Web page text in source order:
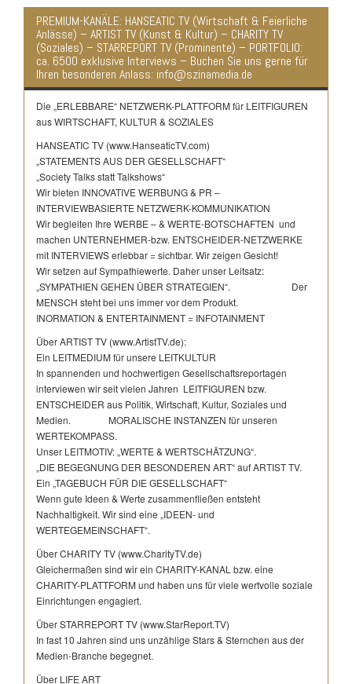
PREMIUM-KANÄLE: HANSEATIC TV (Wirtschaft & Feierliche
Anlässe) – ARTIST TV (Kunst & Kultur) – CHARITY TV
(Soziales) – STARREPORT TV (Prominente) – PORTFOLIO:
ca. 6500 exklusive Interviews – Buchen Sie uns gerne für
Ihren besonderen Anlass: info@szinamedia.de
Die „ERLEBBARE“ NETZWERK-PLATTFORM für LEITFIGUREN
aus WIRTSCHAFT, KULTUR & SOZIALES
HANSEATIC TV (www.HanseaticTV.com)
„STATEMENTS AUS DER GESELLSCHAFT“
„Society Talks statt Talkshows“
Wir bieten INNOVATIVE WERBUNG & PR –
INTERVIEWBASIERTE NETZWERK-KOMMUNIKATION
Wir begleiten Ihre WERBE – & WERTE-BOTSCHAFTEN und
machen UNTERNEHMER-bzw. ENTSCHEIDER-NETZWERKE
mit INTERVIEWS erlebbar = sichtbar. Wir zeigen Gesicht!
Wir setzen auf Sympathiewerte. Daher unser Leitsatz:
„SYMPATHIEN GEHEN ÜBER STRATEGIEN“. Der
MENSCH steht bei uns immer vor dem Produkt.
INORMATION & ENTERTAINMENT = INFOTAINMENT
Über ARTIST TV (www.ArtistTV.de):
Ein LEITMEDIUM für unsere LEITKULTUR
In spannenden und hochwertigen Gesellschaftsreportagen
interviewen wir seit vielen Jahren LEITFIGUREN bzw.
ENTSCHEIDER aus Politik, Wirtschaft, Kultur, Soziales und
Medien. MORALISCHE INSTANZEN für unseren
WERTEKOMPASS.
Unser LEITMOTIV: „WERTE & WERTSCHÄTZUNG“.
„DIE BEGEGNUNG DER BESONDEREN ART“ auf ARTIST TV.
Ein „TAGEBUCH FÜR DIE GESELLSCHAFT“
Wenn gute Ideen & Werte zusammenfließen entsteht
Nachhaltigkeit. Wir sind eine „IDEEN- und
WERTEGEMEINSCHAFT“.
Über CHARITY TV (www.CharityTV.de)
Gleichermaßen sind wir ein CHARITY-KANAL bzw. eine
CHARITY-PLATTFORM und haben uns für viele wertvolle soziale
Einrichtungen engagiert.
Über STARREPORT TV (www.StarReport.TV)
In fast 10 Jahren sind uns unzählige Stars & Sternchen aus der
Medien-Branche begegnet.
Über LIFE ART